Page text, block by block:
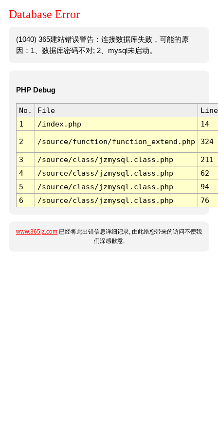
Database Error
(1040) 365建站错误警告：连接数据库失败，可能的原
因：1、数据库密码不对; 2、mysql未启动。
PHP Debug
No. File
Line
1
/index.php 14
2 /source/function/function_extend.php 324
3 /source/class/jzmysql.class.php
211
4
/source/class/jzmysql.class.php
62
5
/source/class/jzmysql.class.php
94
6
/source/class/jzmysql.class.php 76
www.365jz.com 已经将此出错信息详细记录, 由此给您带来的访问不便我
们深感歉意.